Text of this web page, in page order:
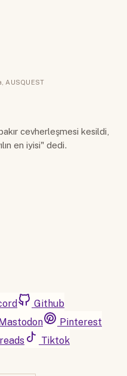
,AUSQUEST
cevherleşmesi kesildi,
en iyisi" dedi.
Github
Pinterest
Tiktok